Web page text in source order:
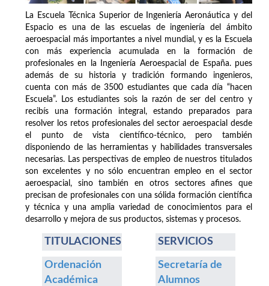
La Escuela Técnica Superior de Ingeniería Aeronáutica y del
Espacio es una de las escuelas de ingeniería del ámbito
aeroespacial más importantes a nivel mundial, y es la Escuela
con más experiencia acumulada en la formación de
profesionales en la Ingeniería Aeroespacial de España. pues
además de su historia y tradición formando ingenieros,
cuenta con más de 3500 estudiantes que cada día “hacen
Escuela”. Los estudiantes sois la razón de ser del centro y
recibís una formación integral, estando preparados para
resolver los retos profesionales del sector aeroespacial desde
el punto de vista científico-técnico, pero también
disponiendo de las herramientas y habilidades transversales
necesarias. Las perspectivas de empleo de nuestros titulados
son excelentes y no sólo encuentran empleo en el sector
aeroespacial, sino también en otros sectores afines que
precisan de profesionales con una sólida formación científica
y técnica y una amplia variedad de conocimientos para el
desarrollo y mejora de sus productos, sistemas y procesos.
TITULACIONES
Ordenación
Académica
SERVICIOS
Secretaría de
Alumnos